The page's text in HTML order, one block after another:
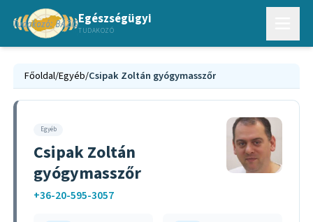
Egészségügyi
TUDAKOZÓ
Főoldal/Egyéb/Csipak Zoltán gyógymasszőr
Egyéb
Csipak Zoltán
gyógymasszőr
+36-20-595-3057